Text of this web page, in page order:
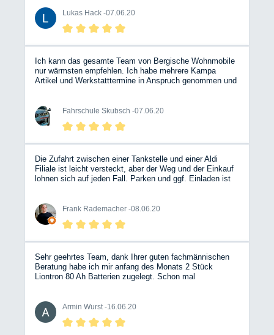
Lukas Hack -07.06.20
Ich kann das gesamte Team von Bergische Wohnmobile
nur wärmsten empfehlen. Ich habe mehrere Kampa
Artikel und Werkstatttermine in Anspruch genommen und
SkubschFahrschule Skubsch -07.06.20
Die Zufahrt zwischen einer Tankstelle und einer Aldi
Filiale ist leicht versteckt, aber der Weg und der Einkauf
lohnen sich auf jeden Fall. Parken und ggf. Einladen ist
sicherlich nicht der styl-ischste Shop aber man wird sehr
gut, kompetent und freundlich Beraten. Die Preise sind
fair. Das Personal ist sehr Hilfsbereit und hat auch einige
Frank Rademacher -08.06.20
Sehr geehrtes Team, dank Ihrer guten fachmännischen
Beratung habe ich mir anfang des Monats 2 Stück
Liontron 80 Ah Batterien zugelegt. Schon mal
momentan bewölkt mit Regen, über die Solaranlage
kommt nicht viel Strom.Beide Batterien hatten bei der
Ankunft 100 %. Ich stehe frei, bereite jeden Tag 8
Armin Wurst -16.06.20